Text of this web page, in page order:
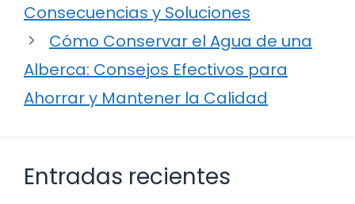
Consecuencias y Soluciones
Cómo Conservar el Agua de una
Alberca: Consejos Efectivos para
Ahorrar y Mantener la Calidad
Entradas recientes